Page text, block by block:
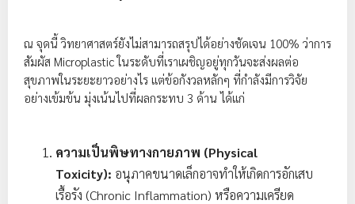
ณ จุดนี้ วิทยาศาสตร์ยังไม่สามารถสรุปได้อย่างชัดเจน 100% ว่าการ
สัมผัส Microplastic ในระดับที่เราเผชิญอยู่ทุกวันจะส่งผลต่อ
สุขภาพในระยะยาวอย่างไร แต่ข้อกังวลหลักๆ ที่กำลังมีการวิจัย
อย่างเข้มข้น มุ่งเน้นไปที่ผลกระทบ 3 ด้าน ได้แก่
ความเป็นพิษทางกายภาพ (Physical
Toxicity): อนุภาคขนาดเล็กอาจทำให้เกิดการอักเสบ
เรื้อรัง (Chronic Inflammation) หรือความเครียด